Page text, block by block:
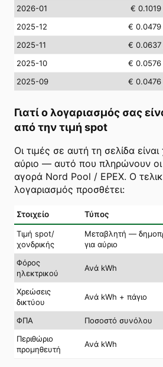
2026-01
€ 0.1019
2025-12
€ 0.0479
2025-11
€ 0.0637
2025-10
€ 0.0576
2025-09
€ 0.0476
Γιατί ο λογαριασμός σας
από την τιμή spot
Οι τιμές σε αυτή τη σελίδα
αύριο — αυτό που πληρώνουν
αγορά Nord Pool / EPEX. Ο
λογαριασμός προσθέτει:
Στοιχείο Τύπος
Τιμή spot/
χονδρικής
Μεταβλητή —
για αύριο
Φόρος
ηλεκτρικού
Ανά kWh
Χρεώσεις
δικτύου
Ανά kWh + πάγιο
ΦΠΑ
Ποσοστό συνόλου
Περιθώριο
προμηθευτή
Ανά kWh